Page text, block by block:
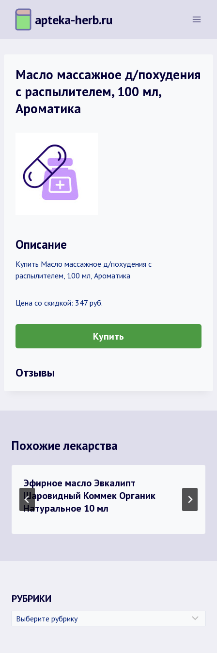
Перейти
содержимому
apteka-herb.ru
Масло массажное д/похудения
с распылителем, 100 мл,
Ароматика
Описание
Купить Масло массажное д/похудения с
распылителем, 100 мл, Ароматика
Цена со скидкой: 347 руб.
Купить
Отзывы
Похожие лекарства
Эфирное масло Эвкалипт
Шаровидный Коммек Органик
Натуральное 10 мл
РУБРИКИ
Рубрики